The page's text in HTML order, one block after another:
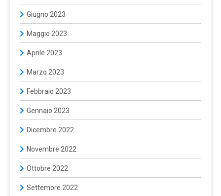
Giugno 2023
Maggio 2023
Aprile 2023
Marzo 2023
Febbraio 2023
Gennaio 2023
Dicembre 2022
Novembre 2022
Ottobre 2022
Settembre 2022